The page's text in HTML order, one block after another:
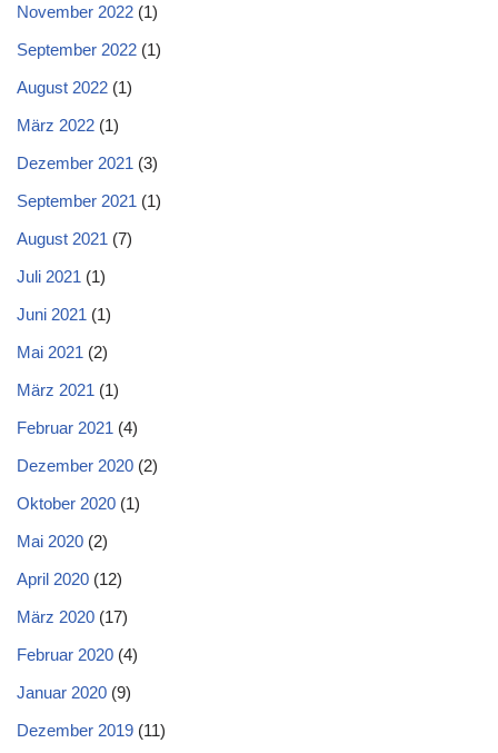
November 2022 (1)
September 2022 (1)
August 2022 (1)
März 2022 (1)
Dezember 2021 (3)
September 2021 (1)
August 2021 (7)
Juli 2021 (1)
Juni 2021 (1)
Mai 2021 (2)
März 2021 (1)
Februar 2021 (4)
Dezember 2020 (2)
Oktober 2020 (1)
Mai 2020 (2)
April 2020 (12)
März 2020 (17)
Februar 2020 (4)
Januar 2020 (9)
Dezember 2019 (11)